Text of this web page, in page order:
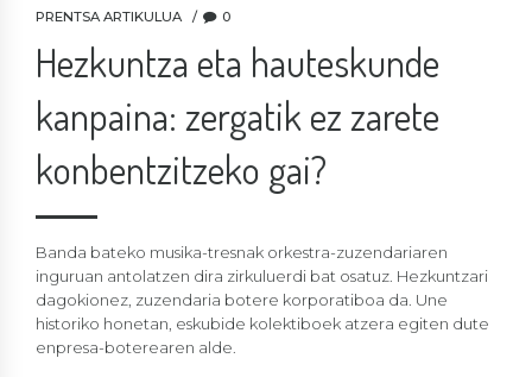
PRENTSA ARTIKULUA 0
Hezkuntza eta hauteskunde
kanpaina: zergatik ez zarete
konbentzitzeko gai?
Banda bateko musika-tresnak orkestra-zuzendariaren
inguruan antolatzen dira zirkuluerdi bat osatuz. Hezkuntzari
dagokionez, zuzendaria botere korporatiboa da. Une
historiko honetan, eskubide kolektiboek atzera egiten dute
enpresa-boterearen alde.